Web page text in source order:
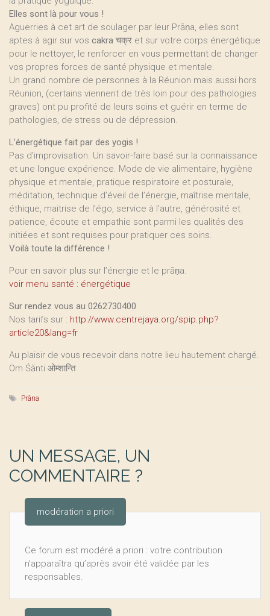
Elles sont là pour vous !
Aguerries à cet art de soulager par leur Prāṇa, elles sont
aptes à agir sur vos cakra चक्र et sur votre corps énergétique
pour le nettoyer, le renforcer en vous permettant de changer
vos propres forces de santé physique et mentale.
Un grand nombre de personnes à la Réunion mais aussi hors
Réunion, (certains viennent de très loin pour des pathologies
graves) ont pu profité de leurs soins et guérir en terme de
pathologies, de stress ou de dépression.
L’énergétique fait par des yogis !
Pas d’improvisation. Un savoir-faire basé sur la connaissance
et une longue expérience. Mode de vie alimentaire, hygiène
physique et mentale, pratique respiratoire et posturale,
méditation, technique d’éveil de l’énergie, maîtrise mentale,
éthique, maitrise de l’égo, service à l’autre, générosité et
patience, écoute et empathie sont parmi les qualités des
initiées et sont requises pour pratiquer ces soins.
Voilà toute la différence !
Pour en savoir plus sur l’énergie et le prāṇa.
voir menu santé : énergétique
Sur rendez vous au 0262730400
Nos tarifs sur : http://www.centrejaya.org/spip.php?
article20&lang=fr
Au plaisir de vous recevoir dans notre lieu hautement chargé.
Om Śānti ओम्शान्ति
Prâna
UN MESSAGE, UN
COMMENTAIRE ?
modération a priori
Ce forum est modéré a priori : votre contribution
n’apparaîtra qu’après avoir été validée par les
responsables.